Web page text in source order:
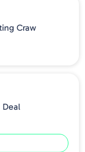
Craw
Deal